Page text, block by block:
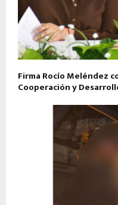
Firma Rocío Meléndez
Cooperación y